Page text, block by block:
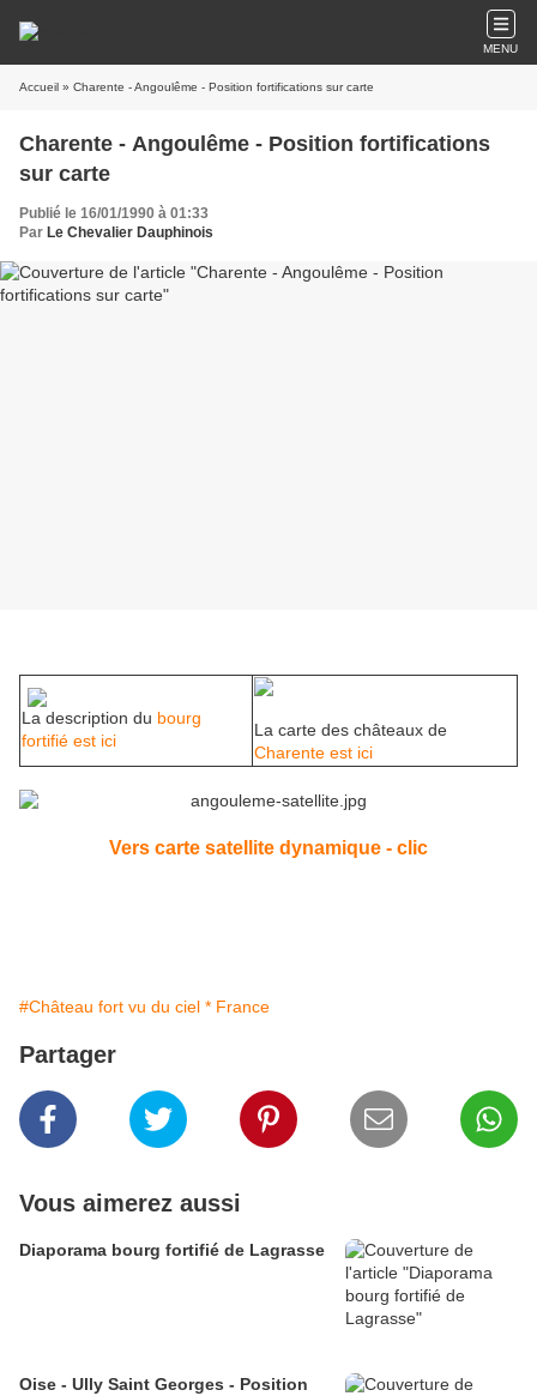
MENU
Accueil » Charente - Angoulême - Position fortifications sur carte
Charente - Angoulême - Position fortifications
sur carte
Publié le 16/01/1990 à 01:33
Par Le Chevalier Dauphinois
La description du bourg
fortifié est ici
La carte des châteaux de
Charente est ici
Vers carte satellite dynamique - clic
#Château fort vu du ciel * France
Partager
Vous aimerez aussi
Diaporama bourg fortifié de Lagrasse
Oise - Ully Saint Georges - Position